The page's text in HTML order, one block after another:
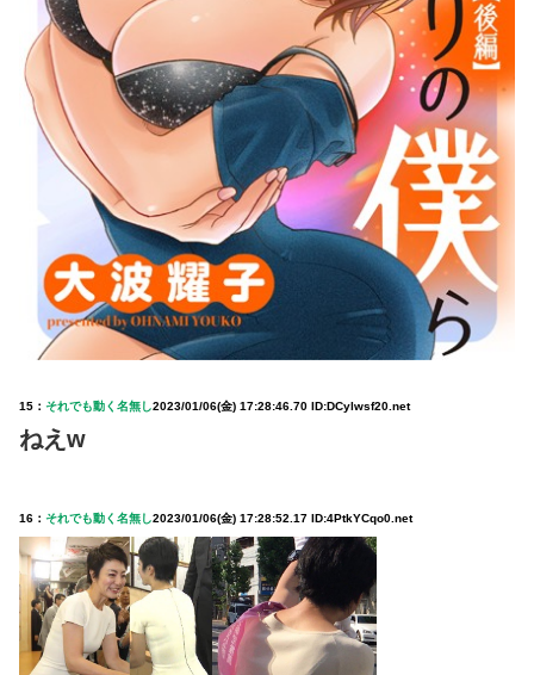
15： それでも動く名無し2023/01/06(金) 17:28:46.70 ID:DCylwsf20.net
ねえw
16： それでも動く名無し2023/01/06(金) 17:28:52.17 ID:4PtkYCqo0.net